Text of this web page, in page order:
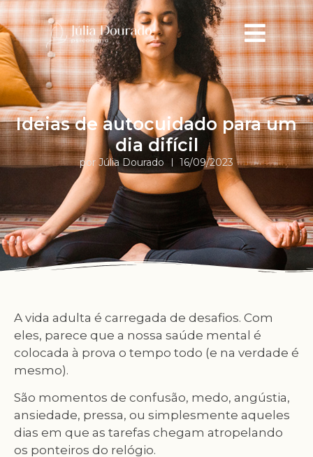
Ideias de autocuidado para um
dia difícil
por Júlia Dourado 16/09/2023
A vida adulta é carregada de desafios. Com
eles, parece que a nossa saúde mental é
colocada à prova o tempo todo (e na verdade é
mesmo).
São momentos de confusão, medo, angústia,
ansiedade, pressa, ou simplesmente aqueles
dias em que as tarefas chegam atropelando
os ponteiros do relógio.